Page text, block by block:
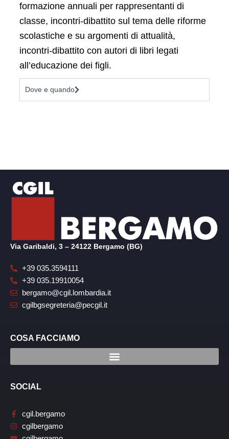
formazione annuali per rappresentanti di
classe, incontri-dibattito sul tema delle riforme
scolastiche e su argomenti di attualità,
incontri-dibattito con autori di libri legati
all’educazione dei figli.
Dove e quando
Via Garibaldi, 3 – 24122 Bergamo (BG)
+39 035.3594111
+39 035.19910054
bergamo@cgil.lombardia.it
cgilbgsegreteria@pecgil.it
COSA FACCIAMO
SOCIAL
cgil.bergamo
cgilbergamo